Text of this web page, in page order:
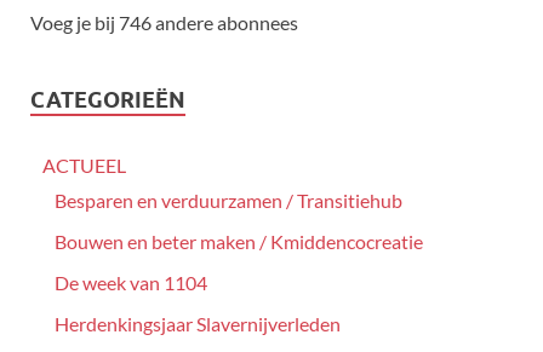
Voeg je bij 746 andere abonnees
CATEGORIEËN
ACTUEEL
Besparen en verduurzamen / Transitiehub
Bouwen en beter maken / Kmiddencocreatie
De week van 1104
Herdenkingsjaar Slavernijverleden